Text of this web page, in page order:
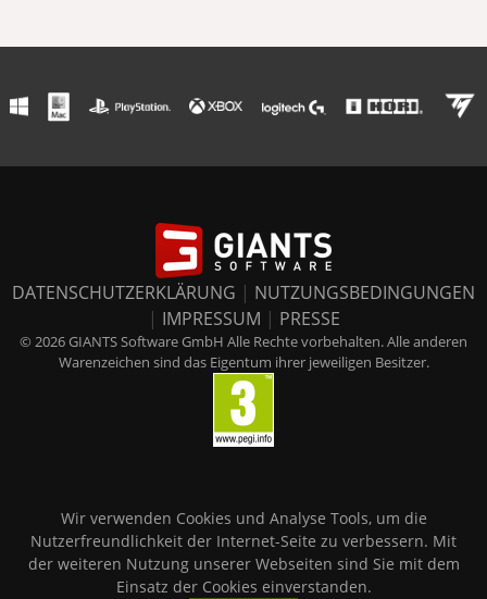
DATENSCHUTZERKLÄRUNG | NUTZUNGSBEDINGUNGEN
| IMPRESSUM | PRESSE
© 2026 GIANTS Software GmbH Alle Rechte vorbehalten. Alle anderen
Warenzeichen sind das Eigentum ihrer jeweiligen Besitzer.
Wir verwenden Cookies und Analyse Tools, um die
Nutzerfreundlichkeit der Internet-Seite zu verbessern. Mit
der weiteren Nutzung unserer Webseiten sind Sie mit dem
Einsatz der Cookies einverstanden.